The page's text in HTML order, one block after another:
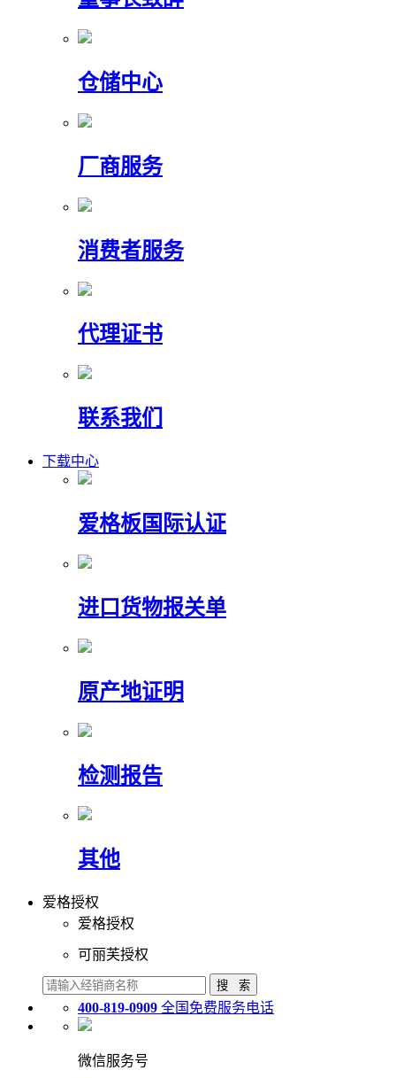
仓储中心
厂商服务
消费者服务
代理证书
联系我们
下载中心
爱格板国际认证
进口货物报关单
原产地证明
检测报告
其他
爱格授权
爱格授权
可丽芙授权
400-819-0909 全国免费服务电话
微信服务号